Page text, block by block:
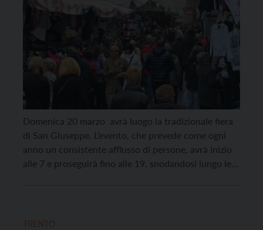
Domenica 20 marzo avrà luogo la tradizionale fiera
di San Giuseppe. L’evento, che prevede come ogni
anno un consistente afflusso di persone, avrà inizio
alle 7 e proseguirà fino alle 19, snodandosi lungo le